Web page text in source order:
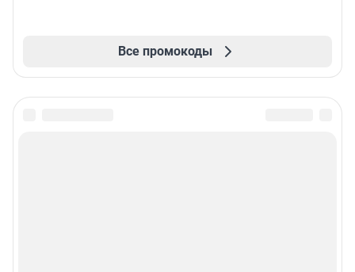
Все промокоды